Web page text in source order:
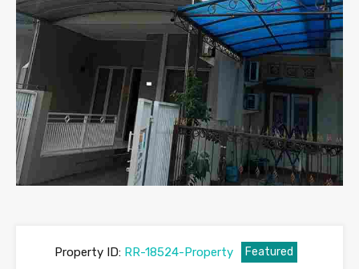
Property ID:RR-18524-Property Featured